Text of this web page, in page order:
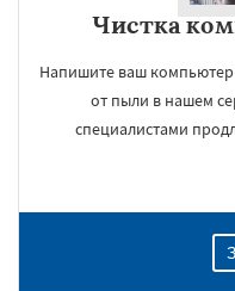
Чистка
Напишите ваш компьютер
от пыли в нашем
специалистами